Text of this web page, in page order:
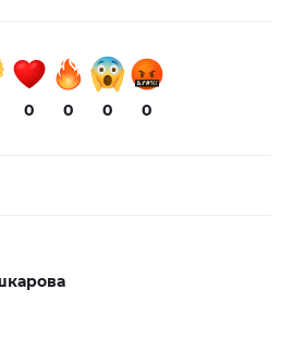
0 0 0 0